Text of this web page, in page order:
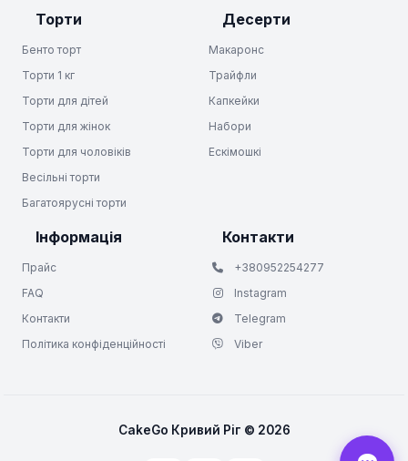
Торти
Бенто торт
Торти 1 кг
Торти для дітей
Торти для жінок
Торти для чоловіків
Весільні торти
Багатоярусні торти
Десерти
Макаронс
Трайфли
Капкейки
Набори
Ескімошкі
Інформація
Прайс
FAQ
Контакти
Політика конфіденційності
Контакти
+380952254277
Instagram
Telegram
Viber
CakeGo Кривий Ріг © 2026